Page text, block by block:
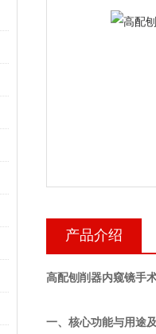
产品介绍
高配刨削器内窥镜手
一、核心功能与用途